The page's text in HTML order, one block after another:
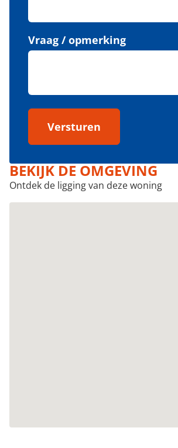
Vraag / opmerking
Versturen
BEKIJK DE OMGEVING
Ontdek de ligging van deze woning